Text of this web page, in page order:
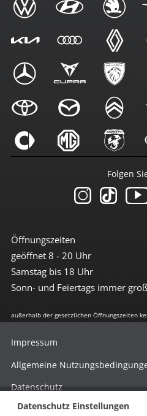
Öffnungszeiten
geöffnet 8 - 20 Uhr
Samstag bis 18 Uhr
Sonn- und Feiertags immer
Folgen
außerhalb der gesetzlichen Öffnungszeiten
Impressum
Allgemeine
Datenschutz
Hinweisgebersystem nach
Datenschutz Einstellungen